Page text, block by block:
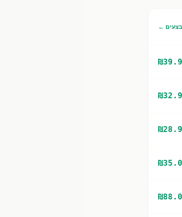
←
₪
₪
₪
₪
₪